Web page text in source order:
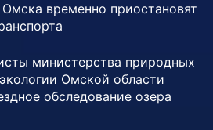
временно приостановят
министерства природных
Омской области
обследование озера